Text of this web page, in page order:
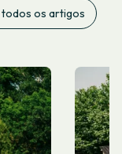
os artigos